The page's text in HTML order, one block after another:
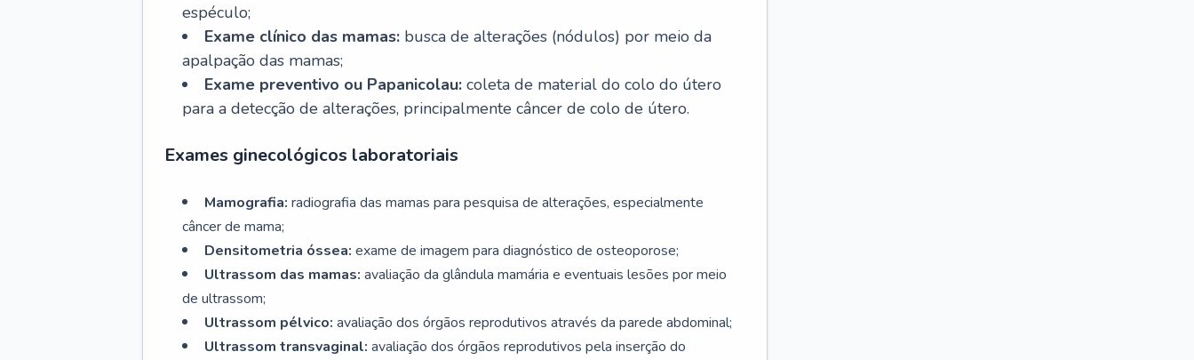
espéculo;
Exame clínico das mamas: busca de alterações (nódulos) por meio da
apalpação das mamas;
Exame preventivo ou Papanicolau: coleta de material do colo do útero
para a detecção de alterações, principalmente câncer de colo de útero.
Exames ginecológicos laboratoriais
Mamografia: radiografia das mamas para pesquisa de alterações, especialmente
câncer de mama;
Densitometria óssea: exame de imagem para diagnóstico de osteoporose;
Ultrassom das mamas: avaliação da glândula mamária e eventuais lesões por meio
de ultrassom;
Ultrassom pélvico: avaliação dos órgãos reprodutivos através da parede abdominal;
Ultrassom transvaginal: avaliação dos órgãos reprodutivos pela inserção do